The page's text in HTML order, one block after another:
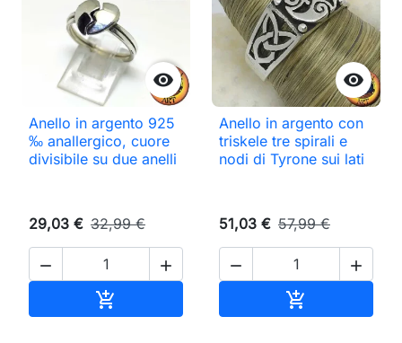

Anello in argento 925
‰ anallergico, cuore
divisibile su due anelli
29,03 € 32,99 €
 


Anello in argento con
triskele tre spirali e
nodi di Tyrone sui lati
51,03 € 57,99 €
 
